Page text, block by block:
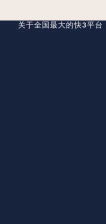
关于全国最大的快3平台